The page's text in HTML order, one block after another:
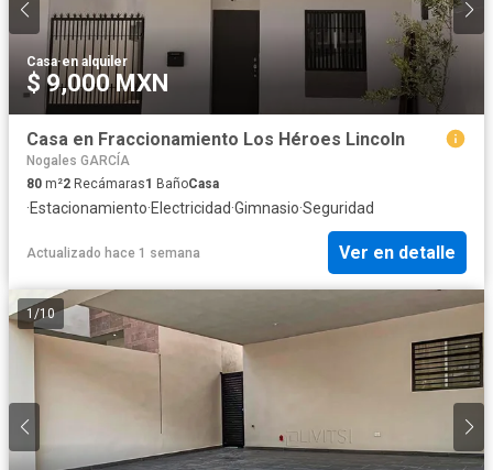
Casa·en alquiler
$ 9,000 MXN
Casa en Fraccionamiento Los Héroes Lincoln
Nogales GARCÍA
80 m²2 Recámaras1 BañoCasa
·Estacionamiento·Electricidad·Gimnasio·Seguridad
Actualizado hace 1 semana Ver en detalle
1 /10